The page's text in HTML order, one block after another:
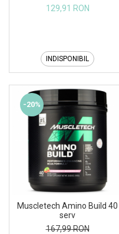
129,91 RON
INDISPONIBIL
-20%
Muscletech Amino Build 40
serv
167,99 RON